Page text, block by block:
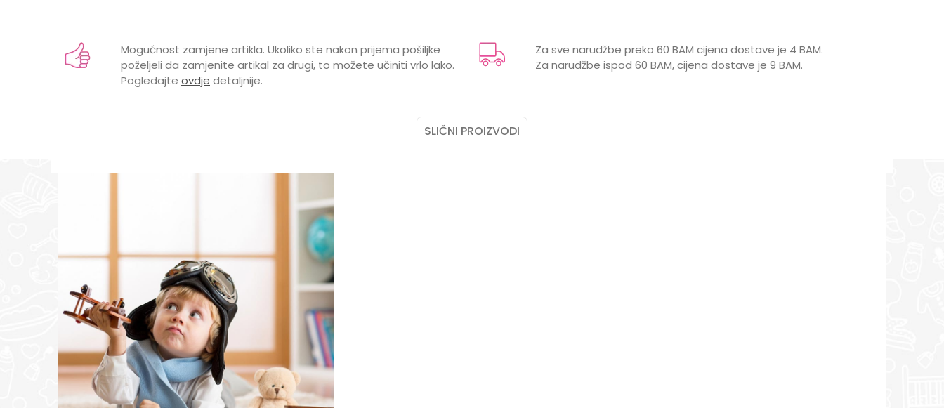
Brend
LILLO&PIPPO
0 mjeseci, 1 godina, 1,5 godina, 2 godine, 3 godine, 3 mjeseci, 6 mjeseci, 9 mjeseci
UZRAST
BEBE, DECA
ATLET
Mogućnost zamjene artikla. Ukoliko ste nakon prijema pošiljke
poželjeli da zamjenite artikal za drugi, to možete učiniti vrlo lako.
Pogledajte ovdje detaljnije.
Za sve narudžbe preko 60 BAM cijena dostave je 4 BAM.
Za narudžbe ispod 60 BAM, cijena dostave je 9 BAM.
SLIČNI PROIZVODI